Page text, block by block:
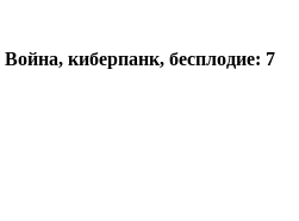
Война, киберпанк, бесплодие: 7